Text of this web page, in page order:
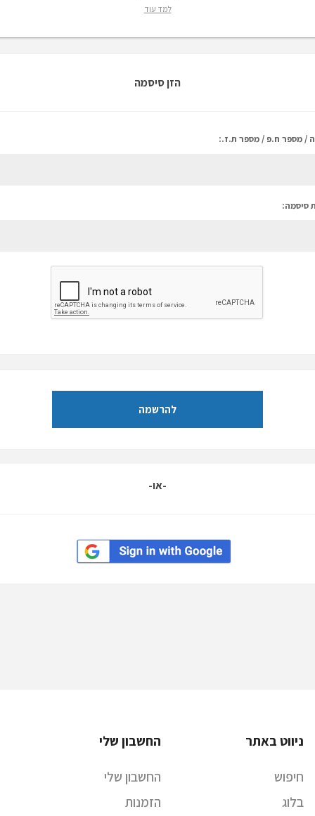
הזן סיסמה
/ מספר ח.פ / מספר ת.ז.:
סיסמה:
להרשמה
-או-
ניווט באתר
חיפוש
בלוג
החשבון שלי
החשבון שלי
הזמנות
למד עוד